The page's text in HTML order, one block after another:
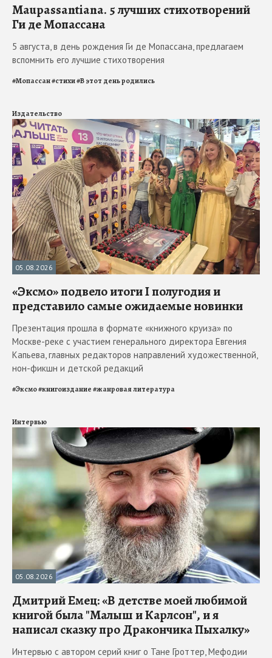
Maupassantiana. 5 лучших стихотворений
Ги де Мопассана
5 августа, в день рождения Ги де Мопассана, предлагаем
вспомнить его лучшие стихотворения
#Мопассан#стихи#В этот день родились
Издательство
05.08.2026
«Эксмо» подвело итоги I полугодия и
представило самые ожидаемые новинки
Презентация прошла в формате «книжного круиза» по
Москве-реке с участием генерального директора Евгения
Капьева, главных редакторов направлений художественной,
нон-фикшн и детской редакций
#Эксмо#книгоиздание#жанровая литература
Интервью
05.08.2026
Дмитрий Емец: «В детстве моей любимой
книгой была "Малыш и Карлсон", и я
написал сказку про Дракончика Пыхалку»
Интервью с автором серий книг о Тане Гроттер, Мефодии